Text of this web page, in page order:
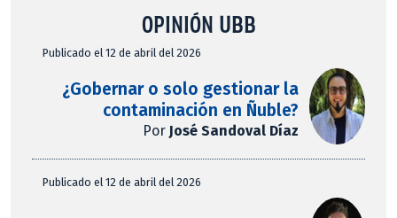
OPINIÓN UBB
Publicado el 12 de abril del 2026
¿Gobernar o solo gestionar la
contaminación en Ñuble?
Por José Sandoval Díaz
Publicado el 12 de abril del 2026